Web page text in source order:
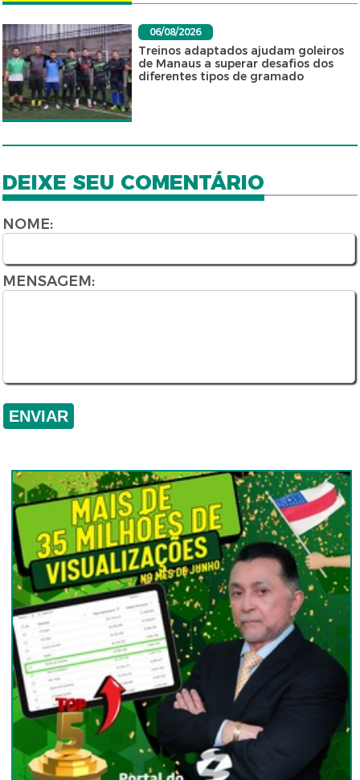
06/08/2026
Treinos adaptados ajudam goleiros
de Manaus a superar desafios dos
diferentes tipos de gramado
DEIXE SEU COMENTÁRIO
NOME:
MENSAGEM: